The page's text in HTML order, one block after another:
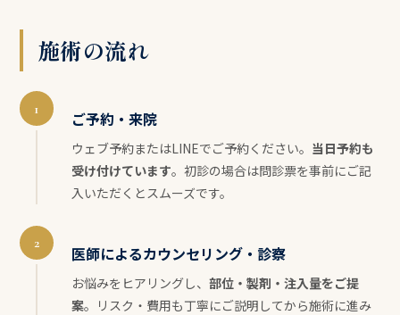
施術の流れ
1 ご予約・来院
ウェブ予約またはLINEでご予約ください。 当日予約も
受け付けています。初診の場合は問診票を事前にご記
入いただくとスムーズです。
2 医師によるカウンセリング・診察
お悩みをヒアリングし、 部位・製剤・注入量をご提
案。リスク・費用も丁寧にご説明してから施術に進み